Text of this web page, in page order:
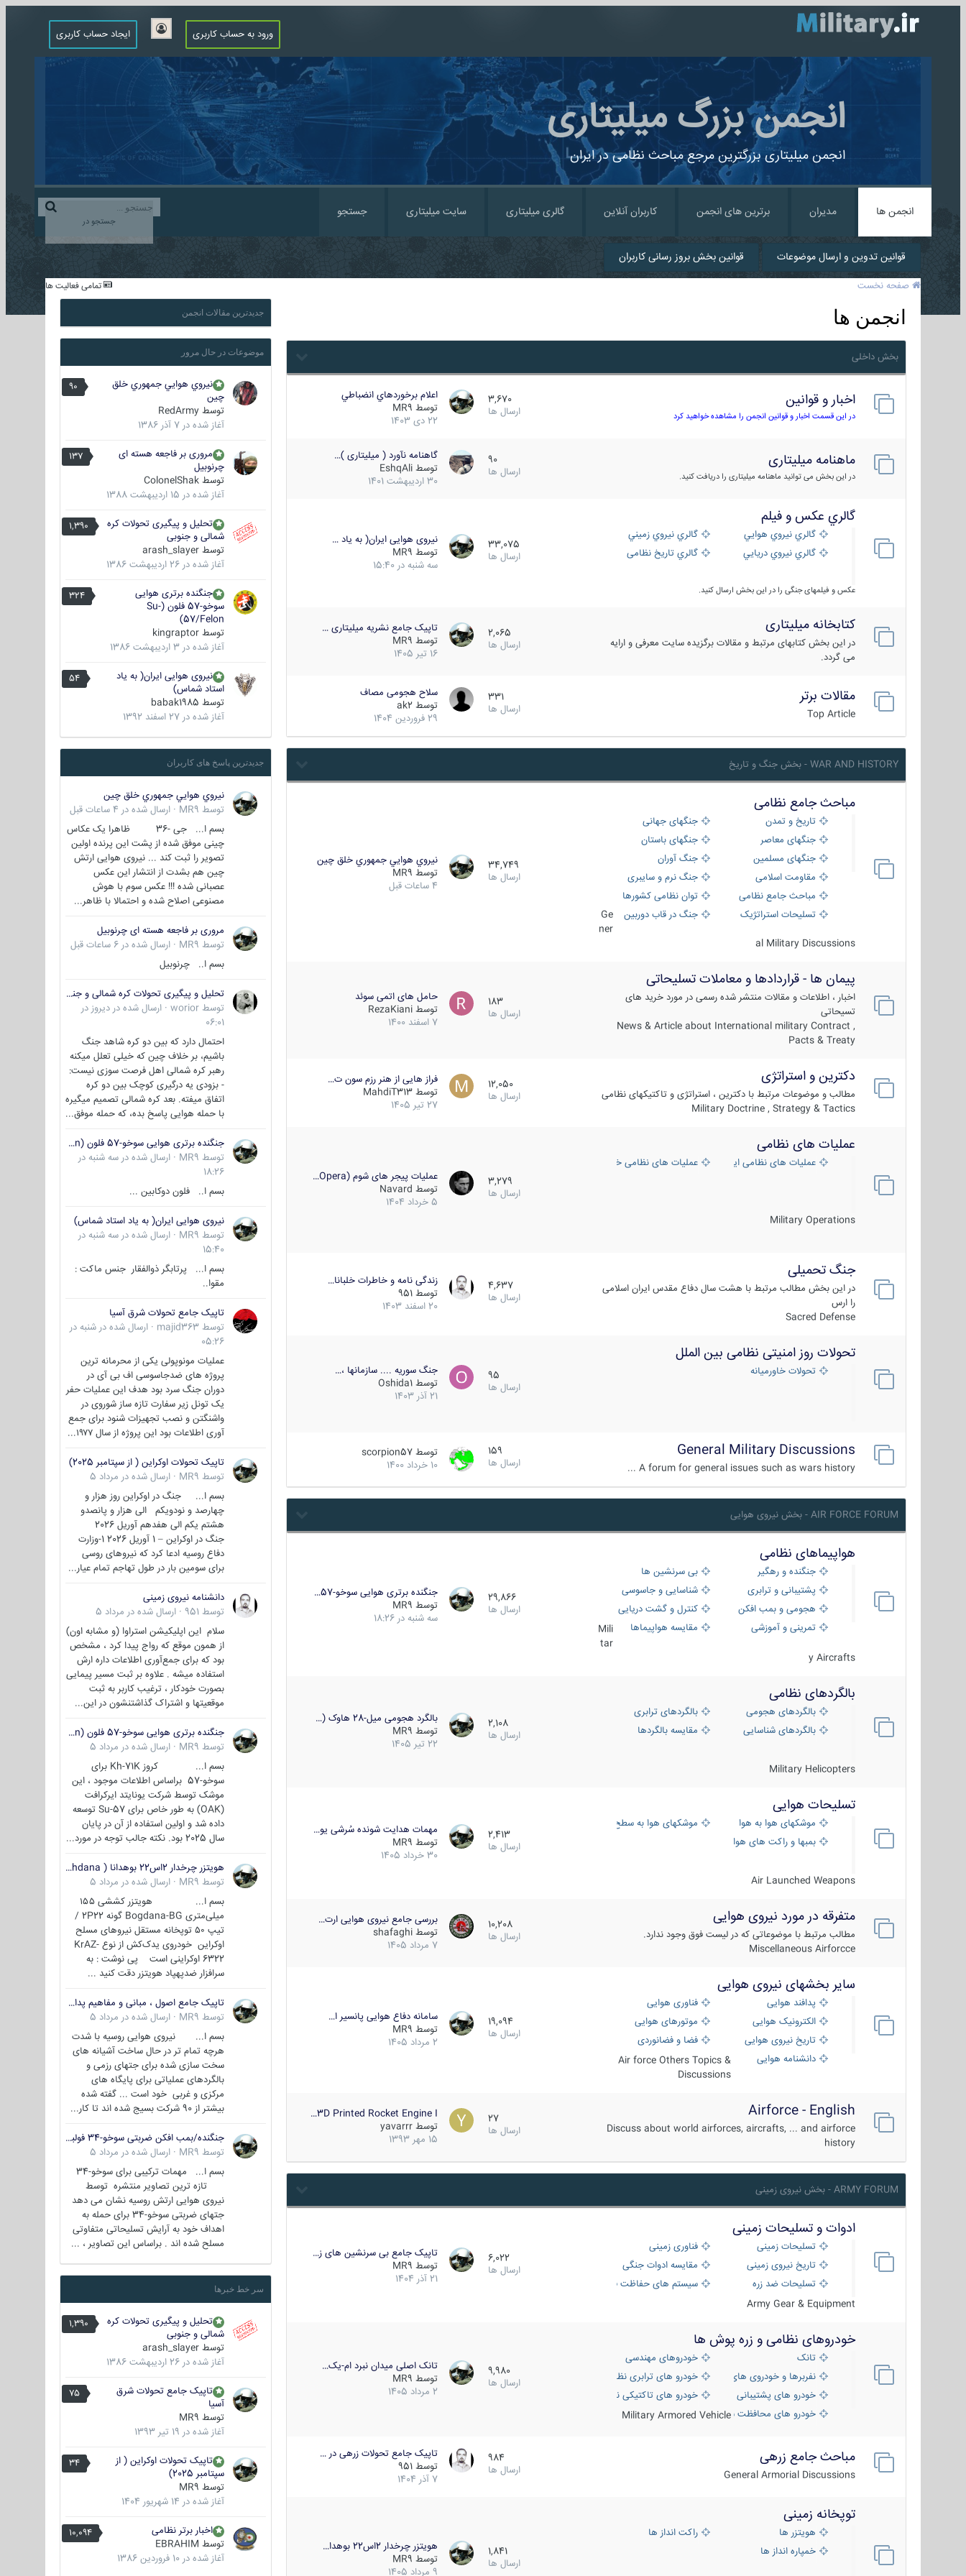
ورود به حساب کاربری ایجاد حساب کاربری
انجمن بزرگ میلیتاری
انجمن میلیتاری بزرگترین مرجع مباحث نظامی در ایران
جستجو در
انجمن ها مدیران برترین های انجمن کاربران آنلاین گالری میلیتاری سایت میلیتاری جستجو
قوانین تدوین و ارسال موضوعات قوانین بخش بروز رسانی کاربران
تمامی فعالیت ها صفحه نخست
انجمن ها
بخش داخلی
اخبار و قوانین
در این قسمت اخبار و قوانین انجمن را مشاهده خواهید کرد
3,670
ارسال ها
اعلام برخوردهاي انضباطي
توسط MR9
22 دی 1403
ماهنامه میلیتاری
در این بخش می توانید ماهنامه میلیتاری را دریافت کنید.
90
ارسال ها
گاهنامه نآورد ( میلیتاری )…
توسط EshqAli
30 اردیبهشت 1401
گالري عكس و فيلم
گالري نيروي هوايي
گالري نيروي زميني
گالري نيروي دريايي
گالري تاریخ نظامی
عکس و فیلمهای جنگی را در این بخش ارسال کنید.
33,075
ارسال ها
نیروی هوایی ایران( به یاد …
توسط MR9
سه شنبه در 15:40
کتابخانه میلیتاری
در این بخش کتابهای مرتبط و مقالات برگزیده سایت معرفی و ارایه
می گردد.
2,065
ارسال ها
تاپیک جامع نشریه میلیتاری …
توسط MR9
16 تیر 1405
مقالات برتر
Top Article
331
ارسال ها
سلاح هجومی مصاف
توسط ak2
29 فروردین 1404
WAR AND HISTORY - بخش جنگ و تاریخ
مباحث جامع نظامی
تاریخ و تمدن
جنگهای جهانی
جنگهای معاصر
جنگهای باستان
جنگهای مسلمین
جنگ آوران
مقاومت اسلامی
جنگ نرم و سایبری
مباحث جامع نظامی
توان نظامی کشورها
تسلیحات استراتژیک
جنگ در قاب دوربین
Ge
ner
al Military Discussions
34,749
ارسال ها
نيروي هوايي جمهوري خلق چين
توسط MR9
4 ساعات قبل
پیمان ها - قراردادها و معاملات تسلیحاتی
اخبار ، اطلاعات و مقالات منتشر شده رسمی در مورد خرید های
تسیحاتی
News & Article about International military Contract ,
Pacts & Treaty
183
ارسال ها
حامل های اتمی سوئد
توسط RezaKiani
7 اسفند 1400
دکترین و استراتژی
مطالب و موضوعات مرتبط با دکترین ، استراتژی و تاکتیکهای نظامی
Military Doctrine , Strategy & Tactics
12,050
ارسال ها
فراز هایی از هنر رزم سون ت…
توسط MahdiT313
27 تیر 1405
عملیات های نظامی
عملیات های نظامی ایران عملیات های نظامی خارجی
Military Operations
3,279
ارسال ها
عملیات پیجر های شوم (Opera…
توسط Navard
5 خرداد 1404
جنگ تحمیلی
در این بخش مطالب مرتبط با هشت سال دفاع مقدس ایران اسلامی
را ارس
Sacred Defense
4,637
ارسال ها
زندگی نامه و خاطرات خلبانا…
توسط 951
20 اسفند 1403
تحولات روز امنیتی نظامی بین الملل
تحولات خاورمیانه
95
ارسال ها
جنگ سوریه .... سازمانها ،…
توسط Oshida1
21 آذر 1403
General Military Discussions
A forum for general issues such as wars history ...
159
ارسال ها
توسط scorpion57
10 خرداد 1400
AIR FORCE FORUM - بخش نیروی هوایی
هواپیماهای نظامی
جنگنده و رهگیر
بی سرنشین ها
پشتیبانی و ترابری
شناسایی و جاسوسی
هجومی و بمب افکن
کنترل و گشت دریایی
تمرینی و آموزشی
مقایسه هواپیماها
Mili
tar
y Aircrafts
29,866
ارسال ها
جنگنده برتری هوایی سوخو-57…
توسط MR9
سه شنبه در 18:26
بالگردهای نظامی
بالگردهای هجومی
بالگردهای ترابری
بالگردهای شناسایی
مقایسه بالگردها
Military Helicopters
2,108
ارسال ها
بالگرد هجومی میل-28 هاوک (…
توسط MR9
22 تیر 1405
تسلیحات هوایی
موشکهای هوا به هوا
موشکهای هوا به سطح
بمبها و راکت های هوایی
Air Launched Weapons
2,413
ارسال ها
مهمات هدایت شونده سُرشی یو…
توسط MR9
30 خرداد 1405
متفرقه در مورد نیروی هوایی
مطالب مرتبط با موضوعاتی که در لیست فوق وجود ندارد.
Miscellaneous Airforcce
10,208
ارسال ها
بررسی جامع نیروی هوایی ارت…
توسط shafaghi
7 مرداد 1405
سایر بخشهای نیروی هوایی
پدافند هوایی
فناوری هوایی
الکترونیک هوایی
موتورهای هوایی
تاریخ نیروی هوایی
فضا و فضانوردی
دانشنامه هوایی
Air force Others Topics &
Discussions
19,094
ارسال ها
سامانه دفاع هوایی پانسیر ا…
توسط MR9
2 مرداد 1405
Airforce - English
Discuss about world airforces, aircrafts, ... and airforce
history
27
ارسال ها
3D Printed Rocket Engine I…
توسط yavarrr
15 مهر 1393
ARMY FORUM - بخش نیروی زمینی
ادوات و تسلیحات زمینی
تسلیحات زمینی
فناوری زمینی
تاریخ نیروی زمینی
مقایسه ادوات جنگی
تسلیحات ضد زره
سیستم های حفاظت فعال
Army Gear & Equipment
6,022
ارسال ها
تاپیک جامع بی سرنشین های ز…
توسط MR9
21 آذر 1404
خودروهای نظامی و زره پوش ها
تانک
خودروهای مهندسی
نفربرها و خودروی های رزمی پیاده نظامخودرو های ترابری نظامی
خودرو های پشتیبانی آتش ، شناسایی و ضد تانک
خودرو های تاکتیکی نظامی
خودرو های محافظت شدهMilitary Armored Vehicle
9,980
ارسال ها
تانک اصلی میدان نبرد ام-یک…
توسط MR9
2 مرداد 1405
مباحث جامع زرهی
General Armorial Discussions
984
ارسال ها
تاپیک جامع تحولات زرهی در …
توسط 951
7 آذر 1404
توپخانه زمینی
هویتزر ها
راکت انداز ها
خمپاره انداز ها
1,841
ارسال ها
هویتزر چرخدار 2اس22 بوهدا…
توسط MR9
9 مرداد 1405
جدیدترین مقالات انجمن
موضوعات در حال مرور
90
نيروي هوايي جمهوري خلق
چين
توسط RedArmy
آغاز شده در 7 آذر 1386
137
مروری بر فاجعه هسته ای
چرنوبیل
توسط ColonelShak
آغاز شده در 15 اردیبهشت 1388
1,390
تحلیل و پیگیری تحولات کره
شمالی و جنوبی
توسط arash_slayer
آغاز شده در 26 اردیبهشت 1386
324
جنگنده برتری هوایی
سوخو-57 فلون (Su-
57/Felon)
توسط kingraptor
آغاز شده در 3 اردیبهشت 1386
54
نیروی هوایی ایران( به یاد
استاد شماس)
توسط babak1985
آغاز شده در 27 اسفند 1392
جدیدترین پاسخ های کاربران
نيروي هوايي جمهوري خلق چين
توسط MR9
· ارسال شده در 4 ساعات قبل
بسم ا... جی -36 ظاهرا یک عکاس
چینی موفق شده از پشت این پرنده اولین
تصویر را ثبت کند ... نیروی هوایی ارتش
چین هم بشدت از انتشار این عکس
عصبانی شده !!! عکس سوم با هوش
مصنوعی اصلاح شده و احتمالا با ظاهر...
مروری بر فاجعه هسته ای چرنوبیل
توسط MR9
· ارسال شده در 6 ساعات قبل
بسم ا.. چرنوبیل
تحلیل و پیگیری تحولات کره شمالی و جنوبی
توسط worior
· ارسال شده در دیروز در
06:01
احتمال دارد که بین دو کره شاهد جنگ
باشیم، بر خلاف چین که خیلی تعلل میکنه
رهبر کره شمالی اهل فرصت سوزی نیست:
- بزودی یه درگیری کوچک بین دو کره
اتفاق میفته. بعد کره شمالی تصمیم میگیره
با حمله هوایی پاسخ بده، که حمله موفق...
جنگنده برتری هوایی سوخو-57 فلون (Su-57/Felon)
توسط MR9
· ارسال شده در سه شنبه در
18:26
بسم ا.. فلون دوکابین ...
نیروی هوایی ایران( به یاد استاد شماس)
توسط MR9
· ارسال شده در سه شنبه در
15:40
بسم ا... پرتابگر ذوالفقار جنس ماکت :
مقوا..
تاپیک جامع تحولات شرق آسیا
توسط majid363
· ارسال شده در شنبه در
05:26
عملیات مونوپولی یکی از محرمانه ترین
پروژه های ضدجاسوسی اف بی آی در
دوران جنگ سرد بود هدف این عملیات حفر
یک تونل زیر سفارت تازه ساز شوروی در
واشنگتن و نصب تجهیزات شنود برای جمع
آوری اطلاعات بود این پروژه از سال ۱۹۷۷...
تاپیک تحولات اوکراین ( از سپتامبر 2025)
توسط MR9
· ارسال شده در مرداد 5
بسم ا... جنگ در اوکراین روز هزار و
چهارصد و نودویکم الی هزار و پانصدو
هشتم یکم الی هفدهم آوریل 2026
جنگ در اوکراین – 1 آوریل 2026 1-وزارت
دفاع روسیه ادعا کرد که نیروهای روسی
برای سومین بار در طول تهاجم تمام عیار...
دانشنامه نیروی زمینی
توسط 951
· ارسال شده در مرداد 5
سلام این اپلیکیشن استراوا (و مشابه اون)
از همون موقع که رواج پیدا کرد ، مشخص
بود که برای جمع‌آوری اطلاعات داره ارش
استفاده میشه . علاوه بر ثبت مسیر پیمایی
بصورت خودکار ، ترغیب کاربر به ثبت
موقعیتها و اشتراک‌ گذاشتنشون در این...
جنگنده برتری هوایی سوخو-57 فلون (Su-57/Felon)
توسط MR9
· ارسال شده در مرداد 5
بسم ا... کروز Kh-71K برای
سوخو-57 براساس اطلاعات موجود ، این
موشک توسط شرکت یونایتد ایرکرافت
(OAK) به طور خاص برای Su-57 توسعه
داده شد و اولین استفاده از آن در پایان
سال 2025 بود. نکته جالب توجه در مورد...
هویتزر چرخدار 2اس22 بوهدانا ( wheeled howitzer 2S22 Bohdana )
توسط MR9
· ارسال شده در مرداد 5
بسم ا... هویتزر کششی ۱۵۵
میلی‌متری Bogdana-BG گونه 2P22 /
تیپ ۵۰ توپخانه مستقل نیروهای مسلح
اوکراین خودروی یدک‌کش از نوع KrAZ-
6322 اوکراینی است پی نوشت : به
سرافزار ضدپهپاد هویتزر دقت کنید ...
تاپیک جامع اصول ، مبانی و مفاهیم پدافند غیر عامل
توسط MR9
· ارسال شده در مرداد 5
بسم ا... نیروی هوایی روسیه با شدت
هرچه تمام تر در حال ساخت آشیانه های
سخت سازی شده برای جتهای رزمی و
بالگردهای عملیاتی برای پایگاه های
مرکزی و غربی خود است ... گفته شده
بیشتر از 90 شرکت بسیج شده اند تا کار...
جنگنده/بمب افکن ضربتی سوخو-34 فولبک ( Sukhoi Su-34/Fullback)
توسط MR9
· ارسال شده در مرداد 5
بسم ا... مهمات ترکیبی برای سوخو-34
تازه ترین تصاویر منتشره توسط
نیروی هوایی ارتش روسیه نشان می دهد
جتهای ضربتی سوخو-34 برای حمله به
اهداف خود به آرایش تسلیحاتی متفاوتی
مسلح شده اند . براساس این تصاویر ، ...
سر خط خبرها
1,390
تحلیل و پیگیری تحولات کره
شمالی و جنوبی
توسط arash_slayer
آغاز شده در 26 اردیبهشت 1386
75
تاپیک جامع تحولات شرق
آسیا
توسط MR9
آغاز شده در 19 تیر 1393
34
تاپیک تحولات اوکراین ( از
سپتامبر 2025)
توسط MR9
آغاز شده در 14 شهریور 1404
10,094
اخبار برتر نظامی
توسط EBRAHIM
آغاز شده در 10 فروردین 1386